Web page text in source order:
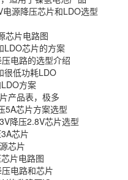
源降压芯片和LDO选型
芯片电路图
LDO芯片的方案
电路的选型介绍
很低功耗LDO
方案
产品表，极多
5A芯片方案选型
降压2.8V芯片选型
芯片
芯片
片电路图
电路和芯片